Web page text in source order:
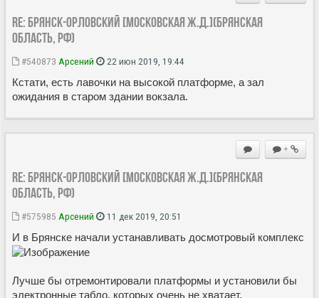
Re: Брянск-Орловский [Московская ж.д.](Брянская
область, РФ)
#540873 Арсений 22 июн 2019, 19:44
Кстати, есть лавочки на высокой платформе, а зал
ожидания в старом здании вокзала.
+
Re: Брянск-Орловский [Московская ж.д.](Брянская
область, РФ)
#575985 Арсений 11 дек 2019, 20:51
И в Брянске начали устанавливать досмотровый комплекс
Лучше бы отремонтировали платформы и установили бы
электронные табло, которых очень не хватает.